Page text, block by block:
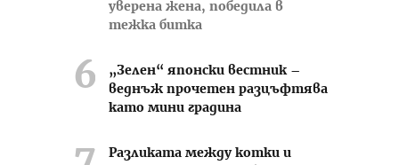
уверена жена, победила в
тежка битка
„Зелен“ японски вестник –
веднъж прочетен разцъфтява
като мини градина
Разликата между котки и